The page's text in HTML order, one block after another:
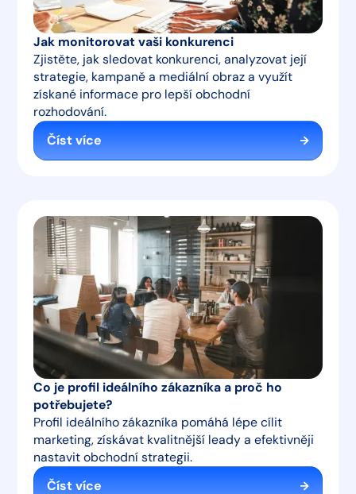
Jak monitorovat vaši konkurenci
Zjistěte, jak sledovat konkurenci, analyzovat její
strategie, kampaně a mediální obraz a využít
získané informace pro lepší obchodní
rozhodování.
Číst více
Co je profil ideálního zákazníka a proč ho
potřebujete?
Profil ideálního zákazníka pomáhá lépe cílit
marketing, získávat kvalitnější leady a efektivněji
nastavit obchodní strategii.
Číst více